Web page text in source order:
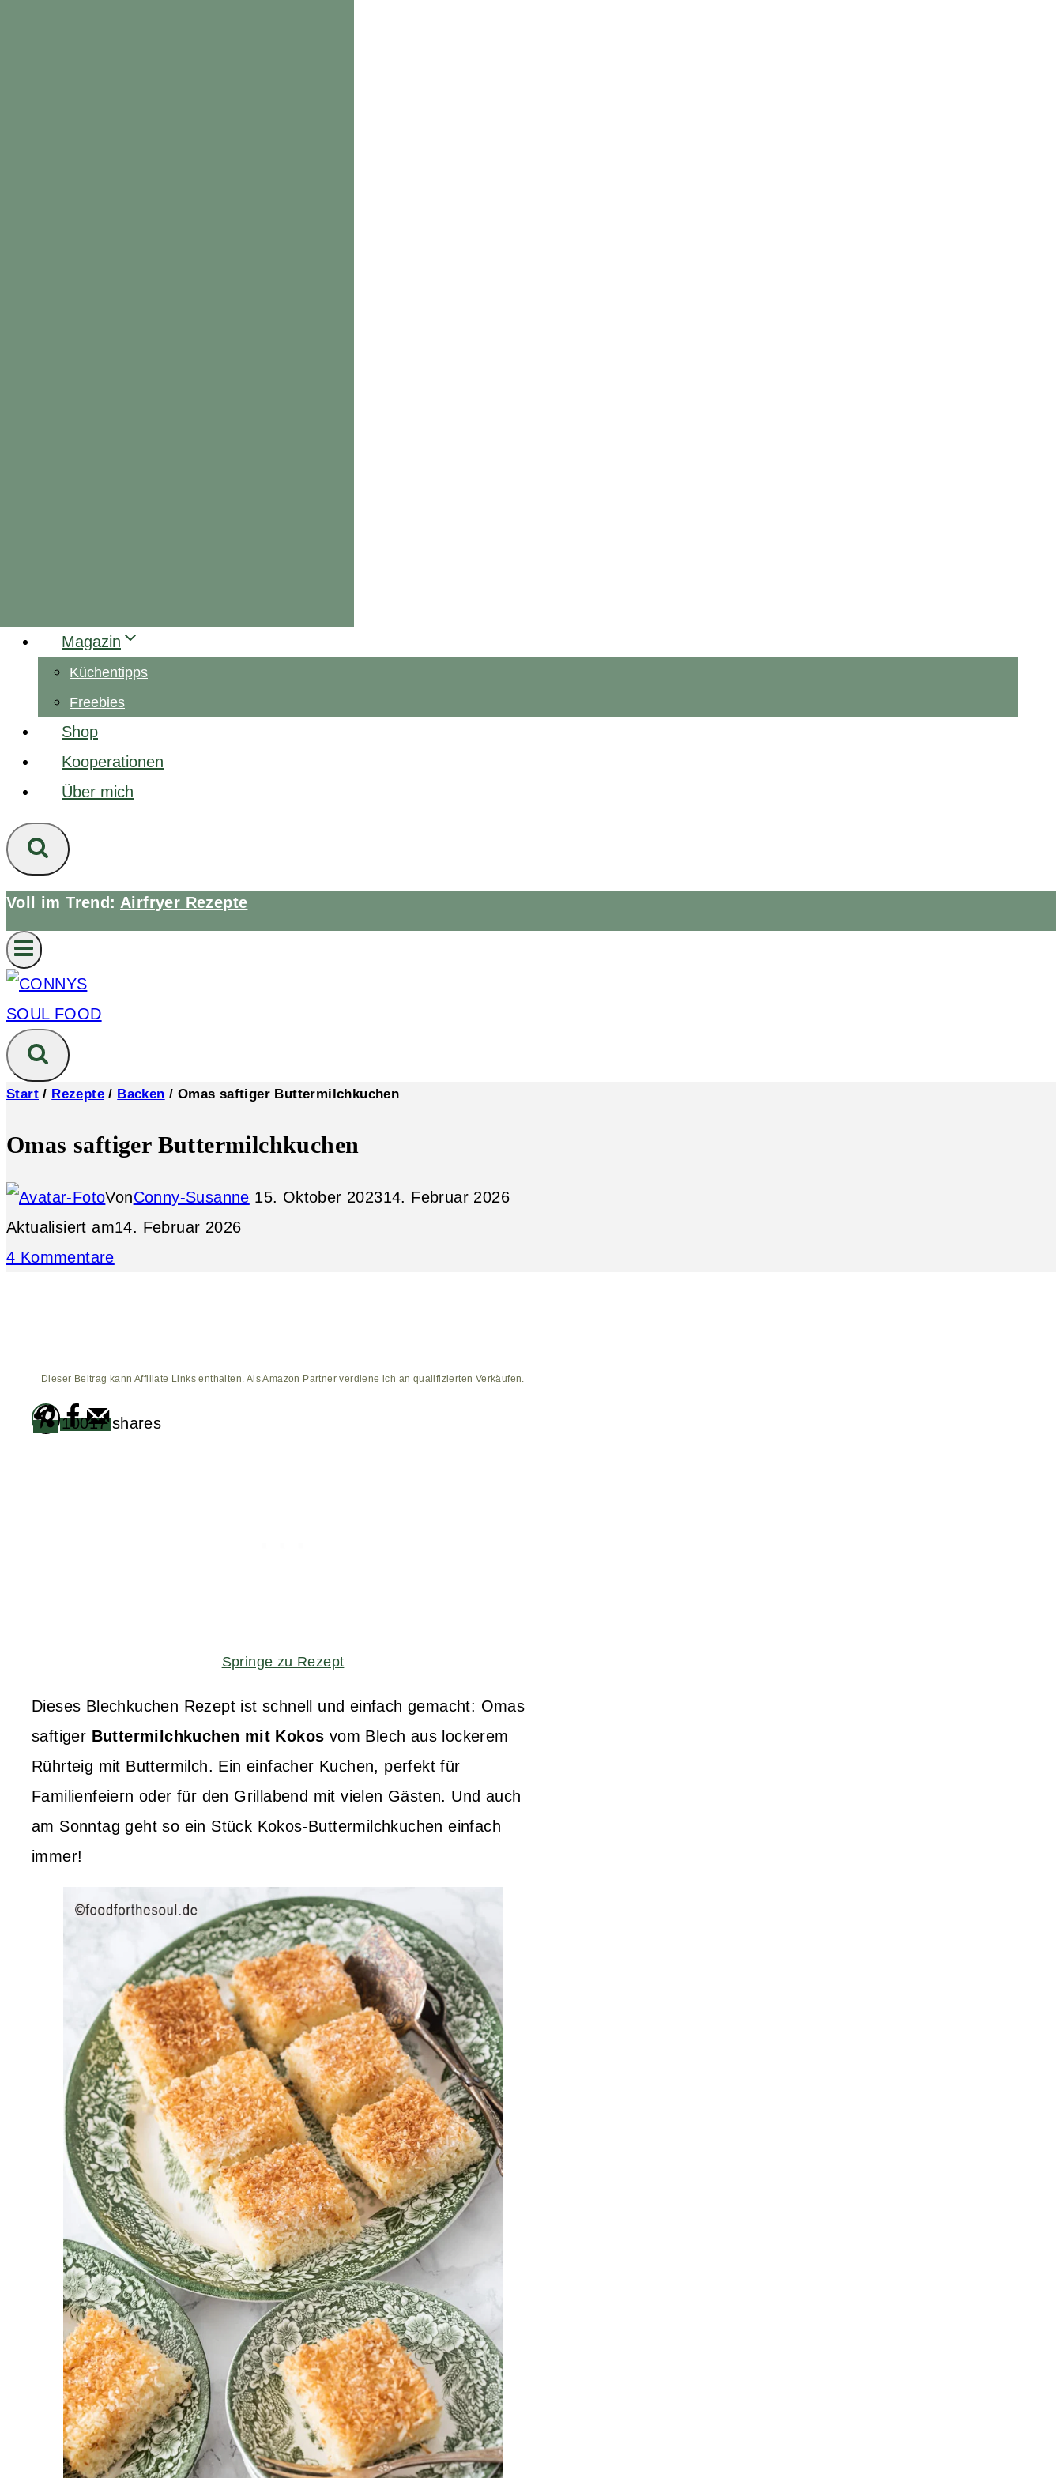
Magazin
Küchentipps
Freebies
Shop
Kooperationen
Über mich
Voll im Trend: Airfryer Rezepte
Start / Rezepte / Backen / Omas saftiger Buttermilchkuchen
Omas saftiger Buttermilchkuchen
VonConny-Susanne 15. Oktober 202314. Februar 2026
Aktualisiert am14. Februar 2026
4 Kommentare
Dieser Beitrag kann Affiliate Links enthalten. Als Amazon Partner verdiene ich an qualifizierten Verkäufen.
10017 shares
Springe zu Rezept
Dieses Blechkuchen Rezept ist schnell und einfach gemacht: Omas
saftiger Buttermilchkuchen mit Kokos vom Blech aus lockerem
Rührteig mit Buttermilch. Ein einfacher Kuchen, perfekt für
Familienfeiern oder für den Grillabend mit vielen Gästen. Und auch
am Sonntag geht so ein Stück Kokos-Buttermilchkuchen einfach
immer!